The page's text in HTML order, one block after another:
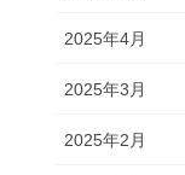
2025年4月
2025年3月
2025年2月